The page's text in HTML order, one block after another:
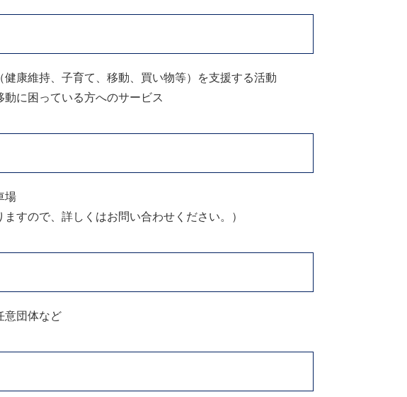
康維持、子育て、移動、買い物等）を支援する活動
動に困っている方へのサービス
場
すので、詳しくはお問い合わせください。）
意団体など